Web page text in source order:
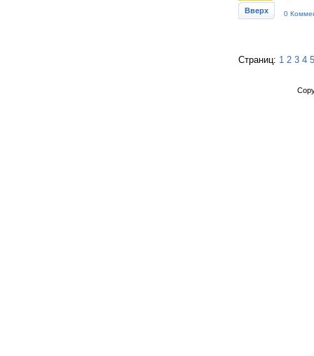
Вверх 0
Страниц: 1 2 3 4 5